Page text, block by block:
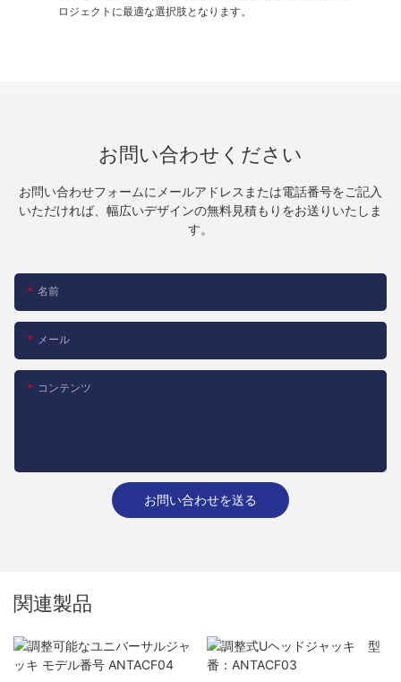
ロジェクトに最適な選択肢となります。
お問い合わせください
お問い合わせフォームにメールアドレスまたは電話番号をご記入
いただければ、幅広いデザインの無料見積もりをお送りいたしま
す。
名前
メール
コンテンツ
お問い合わせを送る
関連製品